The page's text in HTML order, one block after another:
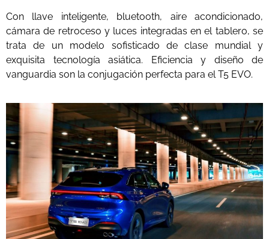
Con llave inteligente, bluetooth, aire acondicionado,
cámara de retroceso y luces integradas en el tablero, se
trata de un modelo sofisticado de clase mundial y
exquisita tecnología asiática. Eficiencia y diseño de
vanguardia son la conjugación perfecta para el T5 EVO.